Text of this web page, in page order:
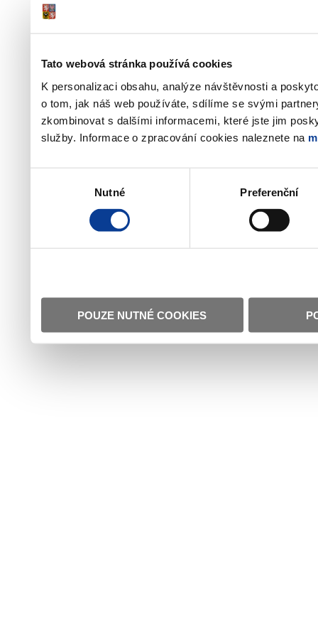
Tato webová stránka používá cookies
K personalizaci obsahu, analýze návštěvnosti a
o tom, jak náš web používáte, sdílíme se svými
zkombinovat s dalšími informacemi, které jste jim
služby. Informace o zpracování cookies naleznete na
Nutné Preferenční
POUZE NUTNÉ COOKIES